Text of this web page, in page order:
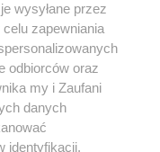
je zabezpieczyć
wysyłane przez
zapewniania
odbiorców oraz
my i Zaufani
danych
identyfikacji.